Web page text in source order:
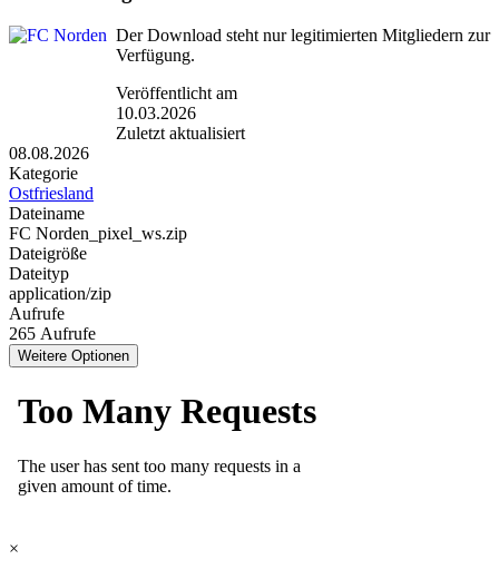
Der Download steht nur legitimierten Mitgliedern zur
Verfügung.
Veröffentlicht am
10.03.2026
Zuletzt aktualisiert
08.08.2026
Kategorie
Ostfriesland
Dateiname
FC Norden_pixel_ws.zip
Dateigröße
Dateityp
application/zip
Aufrufe
265 Aufrufe
Weitere Optionen
×